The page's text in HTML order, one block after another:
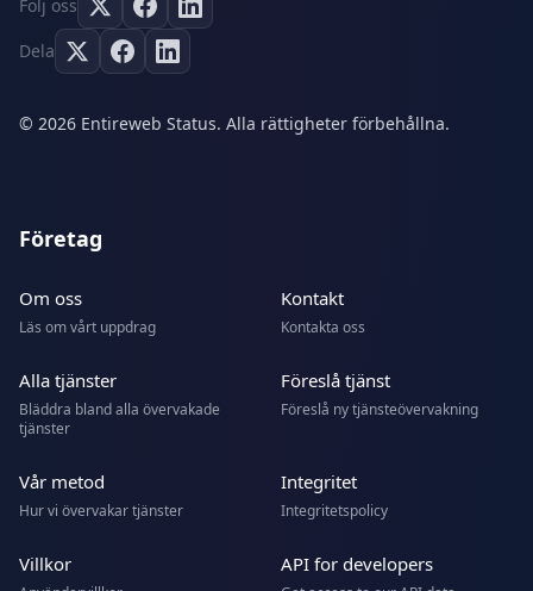
Följ oss
Dela
© 2026 Entireweb Status. Alla rättigheter förbehållna.
Företag
Om oss
Läs om vårt uppdrag
Kontakt
Kontakta oss
Alla tjänster
Bläddra bland alla övervakade
tjänster
Föreslå tjänst
Föreslå ny tjänsteövervakning
Vår metod
Hur vi övervakar tjänster
Integritet
Integritetspolicy
Villkor API for developers